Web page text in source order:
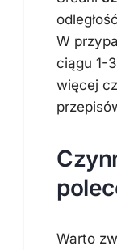
W
ciągu 1-
więcej
Warto